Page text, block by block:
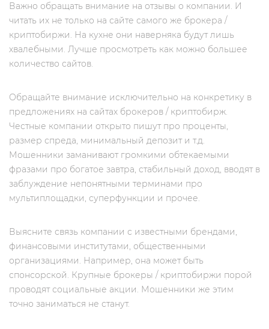
Важно обращать внимание на отзывы о компании. И
читать их не только на сайте самого же брокера /
криптобиржи. На кухне они наверняка будут лишь
хвалебными. Лучше просмотреть как можно большее
количество сайтов.
Обращайте внимание исключительно на конкретику в
предложениях на сайтах брокеров / криптобирж.
Честные компании открыто пишут про проценты,
размер спреда, минимальный депозит и т.д.
Мошенники заманивают громкими обтекаемыми
фразами про богатое завтра, стабильный доход, вводят в
заблуждение непонятными терминами про
мультиплощадки, суперфункции и прочее.
Выясните связь компании с известными брендами,
финансовыми институтами, общественными
организациями. Например, она может быть
спонсорской. Крупные брокеры / криптобиржи порой
проводят социальные акции. Мошенники же этим
точно заниматься не станут.